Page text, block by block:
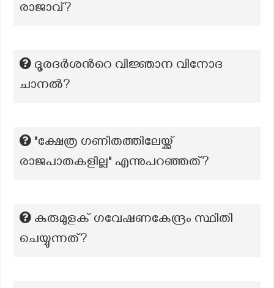
രാജാവ്?
ദൂരദര്‍ശന്‍റെ വിജ്ഞാന വിനോദ
ചാനല്‍?
"ക്ഷേത്ര ഗണിതത്തിലേയ്ക്ക്
രാജപാതകളില്ല" എന്നുപറഞ്ഞത്?
കുരുമുളക് ഗവേഷണകേന്ദ്രം സ്ഥിതി
ചെയ്യുന്നത്?